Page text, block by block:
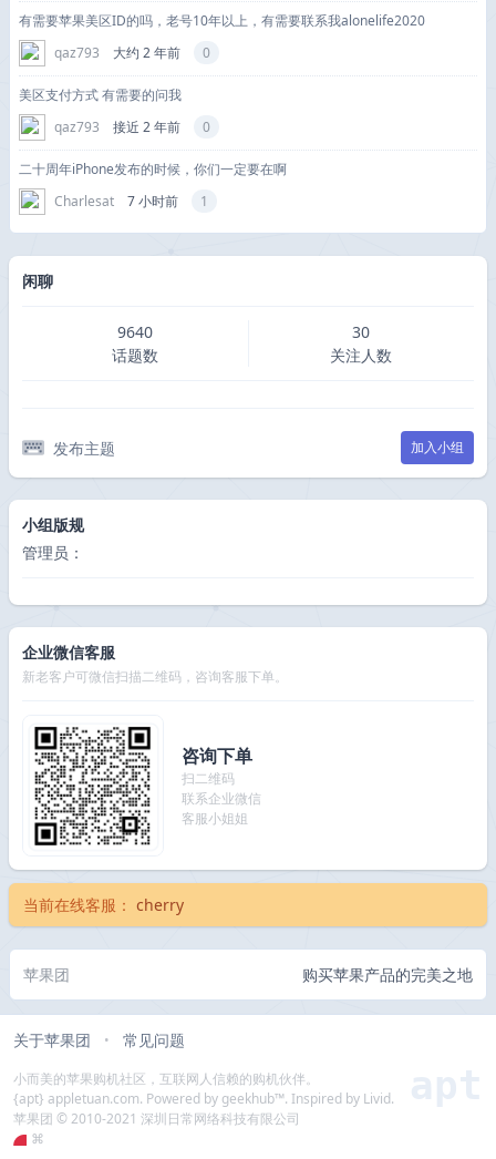
有需要苹果美区ID的吗，老号10年以上，有需要联系我alonelife2020
qaz793
大约 2 年前 0
美区支付方式 有需要的问我
qaz793
接近 2 年前 0
二十周年iPhone发布的时候，你们一定要在啊
Charlesat
7 小时前 1
闲聊
9640
话题数
30
关注人数
发布主题 加入小组
小组版规
管理员：
企业微信客服
新老客户可微信扫描二维码，咨询客服下单。
咨询下单
扫二维码
联系企业微信
客服小姐姐
当前在线客服： cherry
苹果团 购买苹果产品的完美之地
关于苹果团 • 常见问题
小而美的苹果购机社区，互联网人信赖的购机伙伴。
{apt} appletuan.com. Powered by geekhub™. Inspired by Livid.
苹果团 © 2010-2021 深圳日常网络科技有限公司
⌘